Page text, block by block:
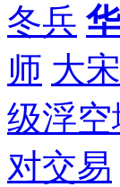
冬兵
师 大
级浮空
对交易